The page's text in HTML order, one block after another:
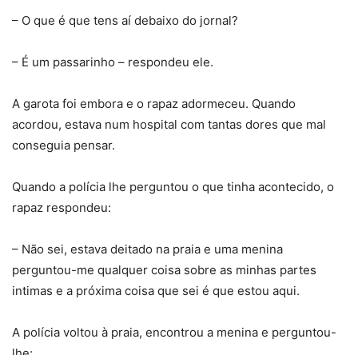
– O que é que tens aí debaixo do jornal?
– É um passarinho – respondeu ele.
A garota foi embora e o rapaz adormeceu. Quando
acordou, estava num hospital com tantas dores que mal
conseguia pensar.
Quando a polícia lhe perguntou o que tinha acontecido, o
rapaz respondeu:
– Não sei, estava deitado na praia e uma menina
perguntou-me qualquer coisa sobre as minhas partes
intimas e a próxima coisa que sei é que estou aqui.
A polícia voltou à praia, encontrou a menina e perguntou-